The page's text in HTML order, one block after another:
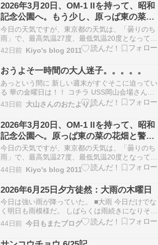
2026年3月20日、OM-1 IIを持って、昭和
記念公園へ。もう少し、原っぱ東の菜の
花畑から。その１０
今日の天気ですが、東京都の天気は、「曇りのち
雨」で、最高気温27度、最低気温20度となってい
ます。東京の朝、雨模様の空です。今日は、曇り
から雨となる予報です。そんな2026年6月27日で
す。今日の東京の天候は、日中の気温27度と夏日
となり、朝晩は気温20度と、また暑い日になる
よ…
42日前 Kiyo's blog 2011
おうよそ一時間の大人迷子。。。。。
あっという間に 新しい週末がすぐそこに迫ってい
る 華の金曜日は！！ コチラ USS岡山会場さんか
らスタートです。 今回は 先に瀬戸大橋を渡って
岡山会場さんから神戸会場さんへと いつもの下見
祭りを楽しむスケジュール。 でしたが 台風さん
が接近中の為 早朝より山陽道界隈さんが通行…
43日前 大山さんのおたより。
2026年3月20日、OM-1 IIを持って、昭和
記念公園へ。原っぱ東の菜の花畑と警報
器。その９
今日の天気ですが、東京都の天気は、「曇りのち
雨」で、最高気温27度、最低気温20度となってい
ます。東京の朝、雨模様の空です。今日は、曇り
から雨となる予報です。そんな2026年6月26日で
す。今日の東京の天候は、日中の気温27度と夏日
となり、朝晩は気温20度と、また暑い日になる
よ…
44日前 Kiyo's blog 2011
2026年6月25日夕方徒然：大雨の木曜日
今日は強い雨が降っていた。 ■大雨 今日だけでな
く明日も雨模様だ。 しばらくは雨続きになりそう
だな。 週末は台風一過とはなるのかな。 週末と
か動画撮影出来ないかなあ。 編集は今夜あと少し
やればある程度OK。 ■iPhone値上げ？ 最近値上
44日前 今日もまたブログ